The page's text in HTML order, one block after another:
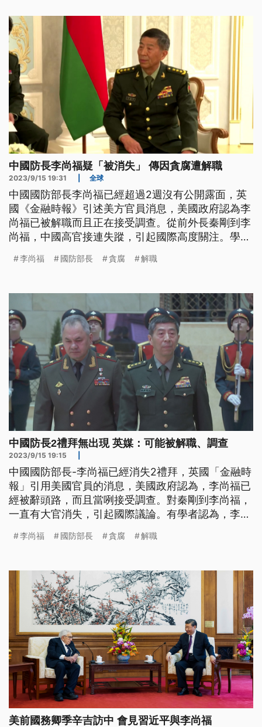
中國防長李尚福疑「被消失」 傳因貪腐遭解職
2023/9/15 19:31 全球
中國國防部長李尚福已經超過2週沒有公開露面，英
國《金融時報》引述美方官員消息，美國政府認為李
尚福已被解職而且正在接受調查。從前外長秦剛到李
尚福，中國高官接連失蹤，引起國際高度關注。學者
也恐怕讓習近平體認到，自己拔擢官員的審核機制出
李尚福 國防部長 貪腐 解職
中國防長2禮拜無出現 英媒：可能被解職、調查
2023/9/15 19:15
中國國防部長-李尚福已經消失2禮拜，英國「金融時
報」引用美國官員的消息，美國政府認為，李尚福已
經被辭頭路，而且當咧接受調查。對秦剛到李尚福，
一直有大官消失，引起國際議論。有學者認為，李尚
標題、前言是臺語文。）
李尚福 國防部長 貪腐 解職
美前國務卿季辛吉訪中 會見習近平與李尚福